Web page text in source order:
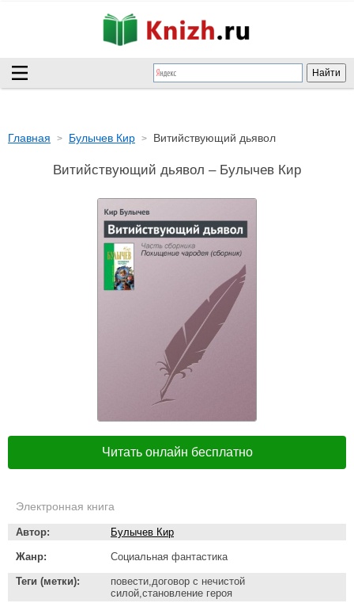
Главная Булычев Кир Витийствующий дьявол
Витийствующий дьявол – Булычев Кир
Читать онлайн бесплатно
Электронная книга
Автор: Булычев Кир
Жанр: Социальная фантастика
Теги (метки):
повести,договор с нечистой
силой,становление героя